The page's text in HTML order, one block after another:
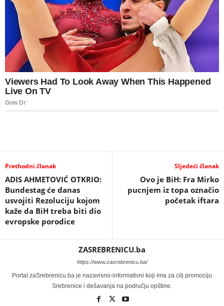
Prethodni članak
ADIS AHMETOVIĆ OTKRIO:
Bundestag će danas
usvojiti Rezoluciju kojom
kaže da BiH treba biti dio
evropske porodice
Sljedeći članak
Ovo je BiH: Fra Mirko
pucnjem iz topa označio
početak iftara
ZASREBRENICU.ba
https://www.zasrebrenicu.ba/
Portal zaSrebrenicu.ba je nazavisno-informativni koji ima za cilj promociju
Srebrenice i dešavanja na području opštine.